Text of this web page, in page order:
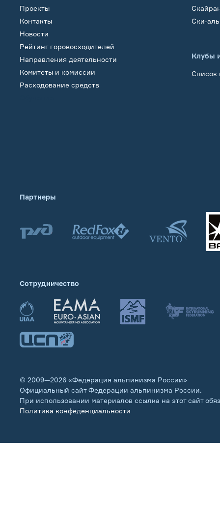
Проекты
Контакты
Новости
Рейтинг горовосходителей
Направления деятельности
Комитеты и комиссии
Расходование средств
Ски-
Клубы
Список
Партнеры
Сотрудничество
© 2009—2026 «Федерация альпинизма России»
Официальный сайт Федерации альпинизма России.
При использовании материалов ссылка на этот сайт
Политика конфеденциальности